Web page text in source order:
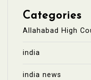
Categories
Allahabad High
india
india news